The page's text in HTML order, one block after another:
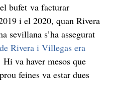
bufet va facturar
i el 2020, quan Rivera
sevillana s’ha assegurat
Rivera i Villegas era
Hi va haver mesos que
feines va estar dues